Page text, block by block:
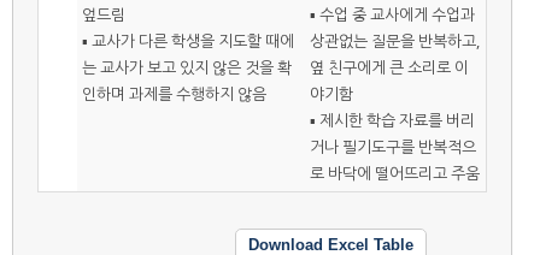
엎드림
▪ 교사가 다른 학생을 지도할 때에
는 교사가 보고 있지 않은 것을 확
인하며 과제를 수행하지 않음
▪ 수업 중 교사에게 수업과
상관없는 질문을 반복하고,
옆 친구에게 큰 소리로 이
야기함
▪ 제시한 학습 자료를 버리
거나 필기도구를 반복적으
로 바닥에 떨어뜨리고 주움
Download Excel Table